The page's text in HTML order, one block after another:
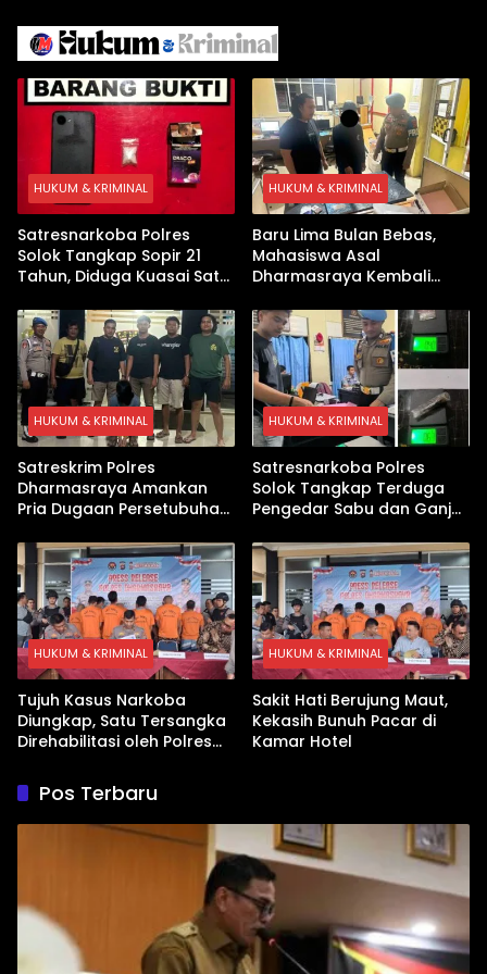
Arab
HUKUM & KRIMINAL
Satresnarkoba Polres
Solok Tangkap Sopir 21
Tahun, Diduga Kuasai Satu
HUKUM & KRIMINAL
Baru Lima Bulan Bebas,
Mahasiswa Asal
Dharmasraya Kembali
HUKUM & KRIMINAL
Satreskrim Polres
Dharmasraya Amankan
Pria Dugaan Persetubuhan
HUKUM & KRIMINAL
Satresnarkoba Polres
Solok Tangkap Terduga
Pengedar Sabu dan Ganja
HUKUM & KRIMINAL
Tujuh Kasus Narkoba
Diungkap, Satu Tersangka
Direhabilitasi oleh Polres
HUKUM & KRIMINAL
Sakit Hati Berujung Maut,
Kekasih Bunuh Pacar di
Kamar Hotel
Pos Terbaru